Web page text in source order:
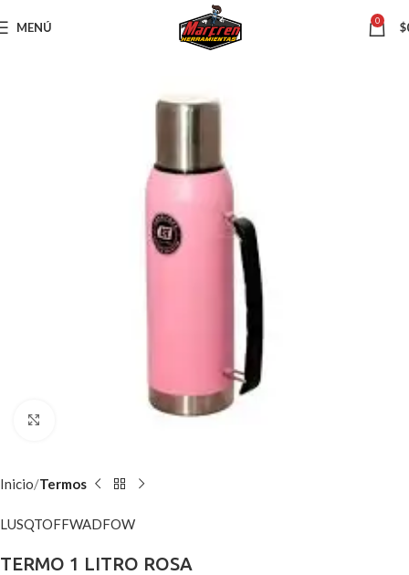
MENÚ 0 $
Inicio Termos
LUSQTOFFWADFOW
TERMO 1 LITRO ROSA